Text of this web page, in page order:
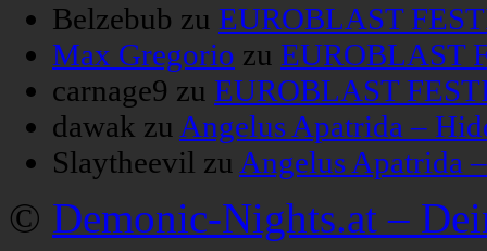
Belzebub zu EUROBLAST
Max Gregorio zu EUROBLAST
carnage9 zu EUROBLAST
dawak zu Angelus Apatrida –
Slaytheevil zu Angelus Apatrida
© Demonic-Nights.at –